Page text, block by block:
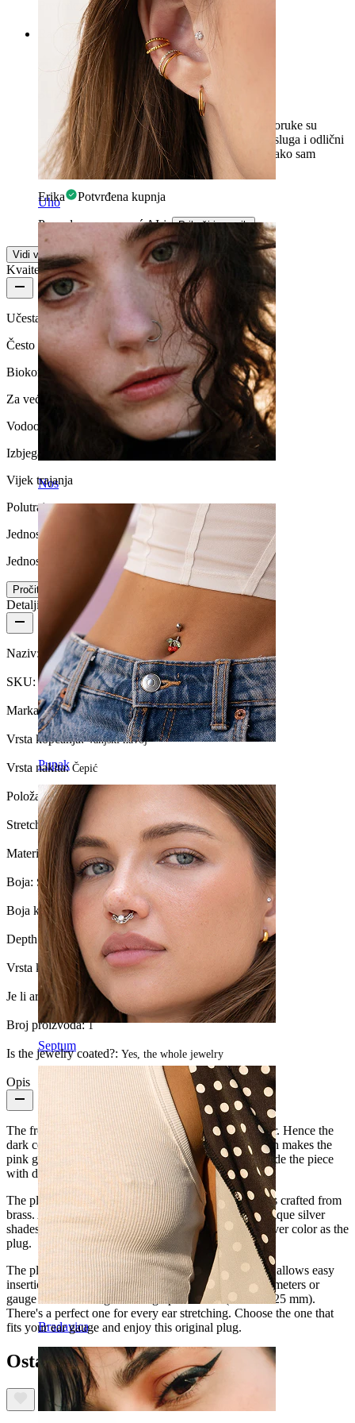
Uho
Nos
Pupak
Septum
Bradavica
Prevedeno uz pomoć AI-ja Prikaži izvornik
SUPER
Predivan par utika, jako sam srećna i rokovi isporuke su
poštovani... zapravo: čak i unaprijed. Odlična usluga i odlični
artikli. Sigurno ćemo se ponovo vidjeti: hvala, jako sam
srećna.
Erika Potvrđena kupnja
Prevedeno uz pomoć AI-ja Prikaži izvornik
Vidi više
Kvaiteta proizvoda
Učestalost nošenja
Često nošenje
Biokompatibilnost
Za većinu tipova kože
Vodootpornost
Izbjegavajte vodu
Vijek trajanja
Polutrajno
Jednostavnost uporabe
Jednostavno za upotrebu
Pročitaj više
Detalji proizvoda
Naziv: Čepić s prekrasnim rubom i ružičastim kamenčićem
SKU:Plug-171
Marka:Bodymod Trend
Vrsta kopčanja:Vanjski navoj
Vrsta nakita: Čepić
Položaj:Stretching
Stretch diameter:
Materijal: Kirurški čelik / Mesing
Boja: Srebrna / Crna
Boja kamenčića: Svjetloružičasta
Depth: 15 mm.
Vrsta kamenčića: Kubni cirkonij
Je li artikl zalijepljen?:
Broj proizvoda:1
Is the jewelry coated?: Yes, the whole jewelry
Opis
The front side of this plug is coated with antique silver. Hence the
dark color that you can see in the picture above, which makes the
pink gem stand out. Around it, several little dots provide the piece
with depth and enhance the beauty of the plug.
The plug is made of surgical steel, and the front side is crafted from
brass. As mentioned before, the front side features antique silver
shades. The rest has been coated in the same shiny silver color as the
plug.
The plug is equipped with a beautiful screw back that allows easy
insertion into the earlobe. It's available in different diameters or
gauge sizes that range from 2g up to 1-inch (6 mm to 25 mm).
There's a perfect one for every ear stretching. Choose the one that
fits your ear gauge and enjoy this original plug.
Ostali su također kupili